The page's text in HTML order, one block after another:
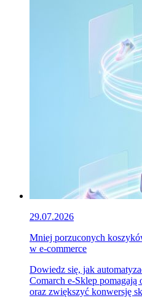
29.07.2026
Mniej porzuconych
w e-commerce
Dowiedz się, jak
Comarch e-Sklep
oraz zwiększyć konwersję